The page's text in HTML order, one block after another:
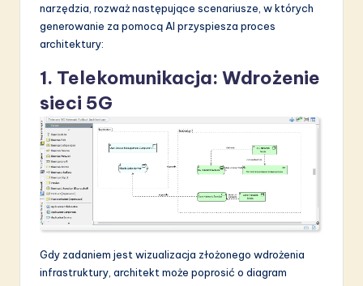
narzędzia, rozważ następujące scenariusze, w których
generowanie za pomocą AI przyspiesza proces
architektury:
1. Telekomunikacja: Wdrożenie
sieci 5G
Gdy zadaniem jest wizualizacja złożonego wdrożenia
infrastruktury, architekt może poprosić o diagram